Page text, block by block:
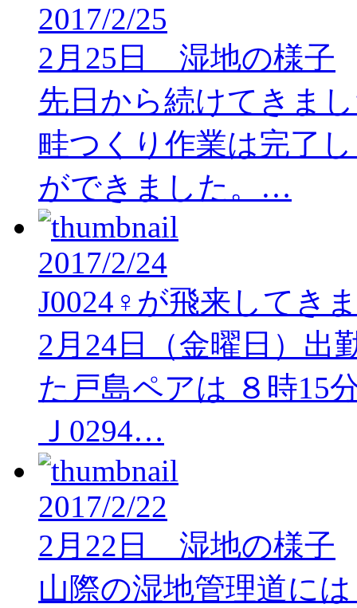
2017/2/25
2月25日 湿地の様子
先日から続けてきま
畦つくり作業は完了
ができました。…
2017/2/24
J0024♀が飛来してき
2月24日（金曜日）出
た戸島ペアは ８時15
Ｊ0294…
2017/2/22
2月22日 湿地の様子
山際の湿地管理道に